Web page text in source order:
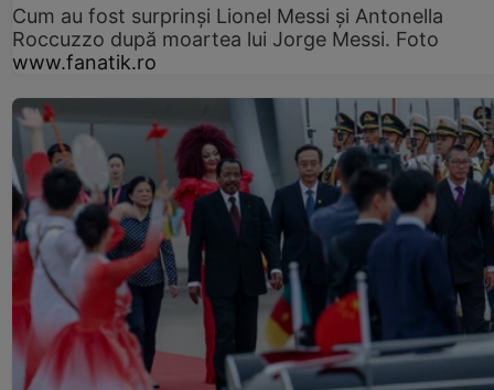
Cum au fost surprinși Lionel Messi și Antonella
Roccuzzo după moartea lui Jorge Messi. Foto
www.fanatik.ro